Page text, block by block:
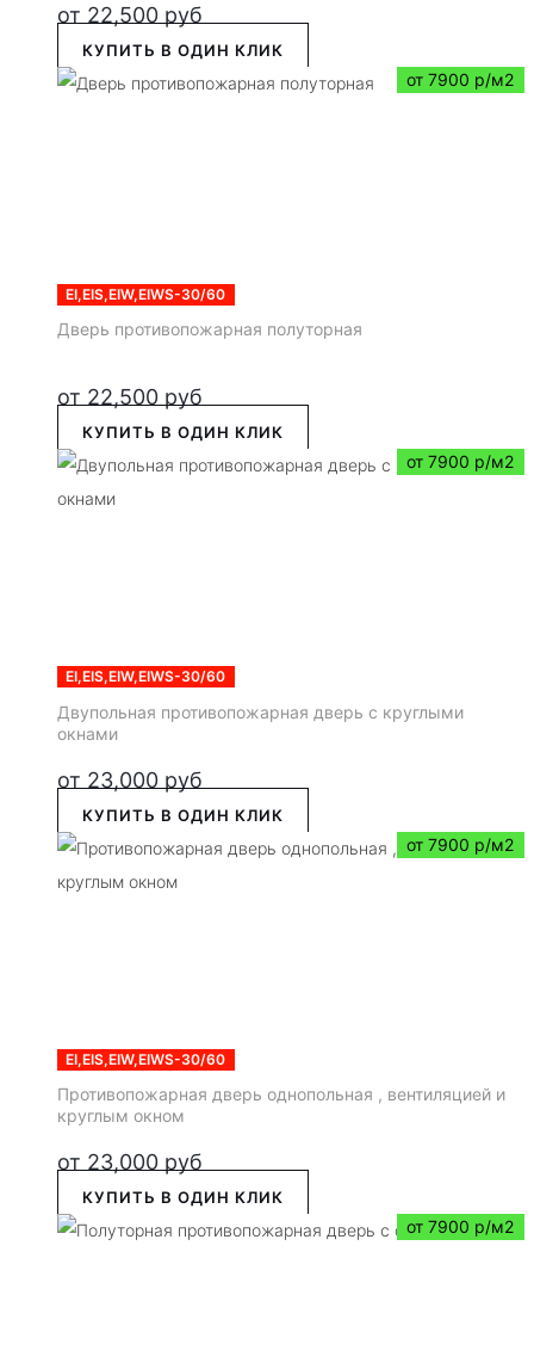
от 22,500 руб
КУПИТЬ В ОДИН КЛИК
от 7900 р/м2
EI,EIS,EIW,EIWS-30/60
Дверь противопожарная полуторная
от 22,500 руб
КУПИТЬ В ОДИН КЛИК
от 7900 р/м2
EI,EIS,EIW,EIWS-30/60
Двупольная противопожарная дверь с круглыми
окнами
от 23,000 руб
КУПИТЬ В ОДИН КЛИК
от 7900 р/м2
EI,EIS,EIW,EIWS-30/60
Противопожарная дверь однопольная , вентиляцией и
круглым окном
от 23,000 руб
КУПИТЬ В ОДИН КЛИК
от 7900 р/м2